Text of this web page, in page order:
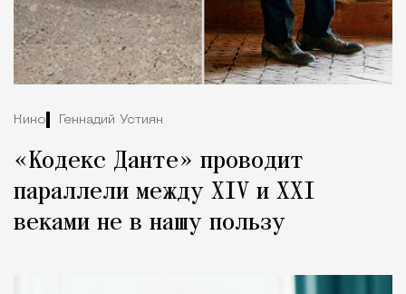
Кино Геннадий Устиян
«Кодекс Данте» проводит
параллели между XIV и XXI
веками не в нашу пользу